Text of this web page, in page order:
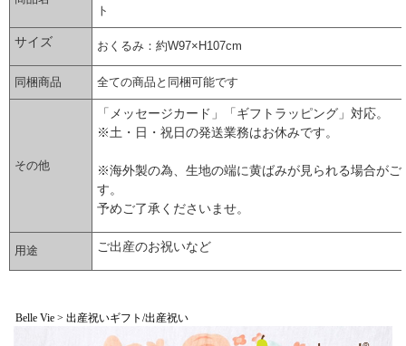
ト
サイズ おくるみ：約W97×H107cm
同梱商品 全ての商品と同梱可能です
その他
「メッセージカード」「ギフトラッピング」対応。
※土・日・祝日の発送業務はお休みです。
※海外製の為、生地の端に黄ばみが見られる場合がご
す。
予めご了承くださいませ。
用途 ご出産のお祝いなど
Belle Vie > 出産祝いギフト/出産祝い